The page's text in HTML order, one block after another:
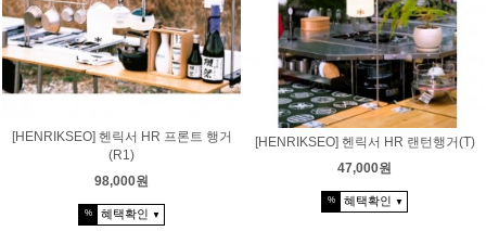
[HENRIKSEO] 헨릭서 HR 프론트 행거
(R1)
98,000원
% 혜택확인 ▼
[HENRIKSEO] 헨릭서 HR 랜턴행거(T)
47,000원
% 혜택확인 ▼